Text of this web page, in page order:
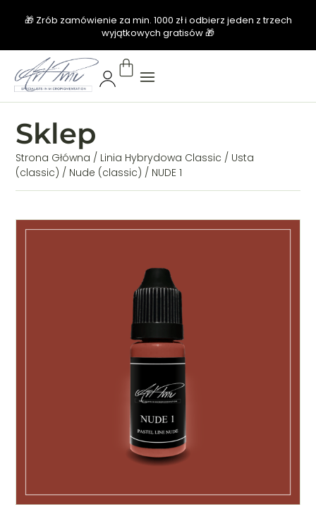
🎁 Zrób zamówienie za min. 1000 zł i odbierz jeden z trzech
wyjątkowych gratisów 🎁
Sklep
Strona Główna / Linia Hybrydowa Classic / Usta
(classic) / Nude (classic) / NUDE 1